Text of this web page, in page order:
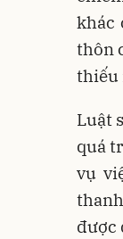
khác
thôn
thiếu
Luật
quá
vụ
được